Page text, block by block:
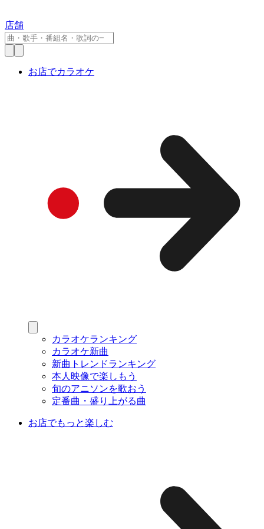
店舗
お店でカラオケ
カラオケランキング
カラオケ新曲
新曲トレンドランキング
本人映像で楽しもう
旬のアニソンを歌おう
定番曲・盛り上がる曲
お店でもっと楽しむ